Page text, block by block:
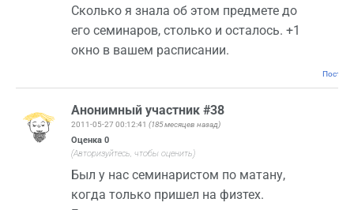
Сколько я знала об этом предмете до
его семинаров, столько и осталось. +1
окно в вашем расписании.
Анонимный участник #38
2011-05-27 00:12:41 (185 месяцев назад)
Оценка 0
(Авторизуйтесь, чтобы оценить)
Был у нас семинаристом по матану,
когда только пришел на физтех.